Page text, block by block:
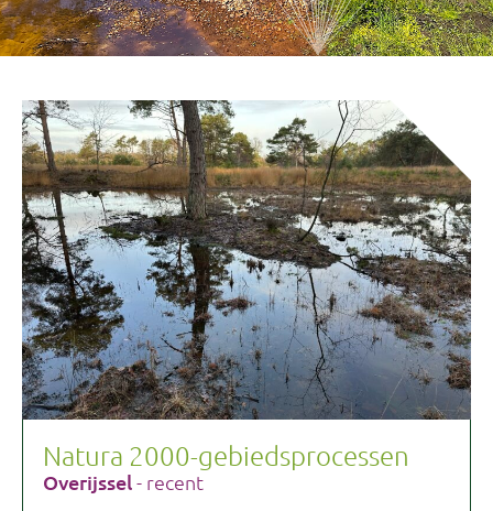
Natura 2000-gebiedsprocessen
Overijssel- recent